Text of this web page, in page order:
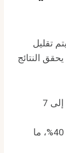
تقليل
النتائج
انخفاض درجة حرارة الماء من 4 إلى 7
تقليل تبخر الماء بنسبة تصل إلى 40%، ما